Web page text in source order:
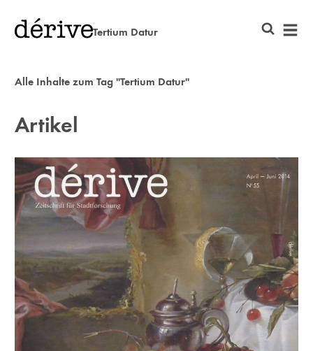
Tertium Datur
Alle Inhalte zum Tag "Tertium Datur"
Artikel